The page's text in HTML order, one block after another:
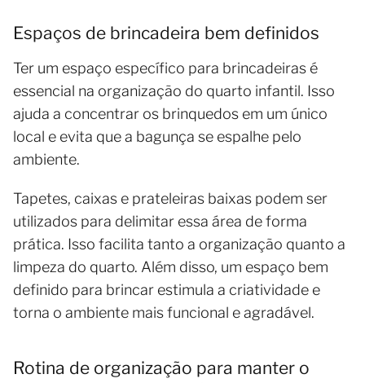
Espaços de brincadeira bem definidos
Ter um espaço específico para brincadeiras é
essencial na organização do quarto infantil. Isso
ajuda a concentrar os brinquedos em um único
local e evita que a bagunça se espalhe pelo
ambiente.
Tapetes, caixas e prateleiras baixas podem ser
utilizados para delimitar essa área de forma
prática. Isso facilita tanto a organização quanto a
limpeza do quarto. Além disso, um espaço bem
definido para brincar estimula a criatividade e
torna o ambiente mais funcional e agradável.
Rotina de organização para manter o